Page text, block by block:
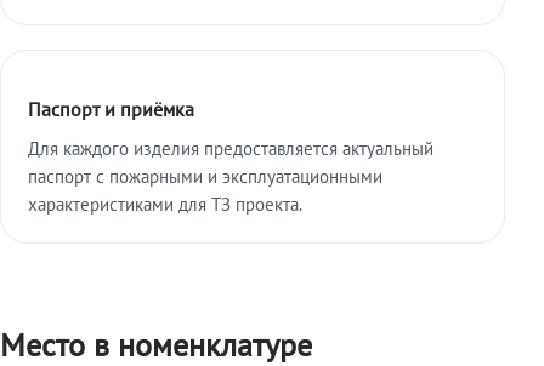
Паспорт и приёмка
Для каждого изделия предоставляется актуальный
паспорт с пожарными и эксплуатационными
характеристиками для ТЗ проекта.
Место в номенклатуре